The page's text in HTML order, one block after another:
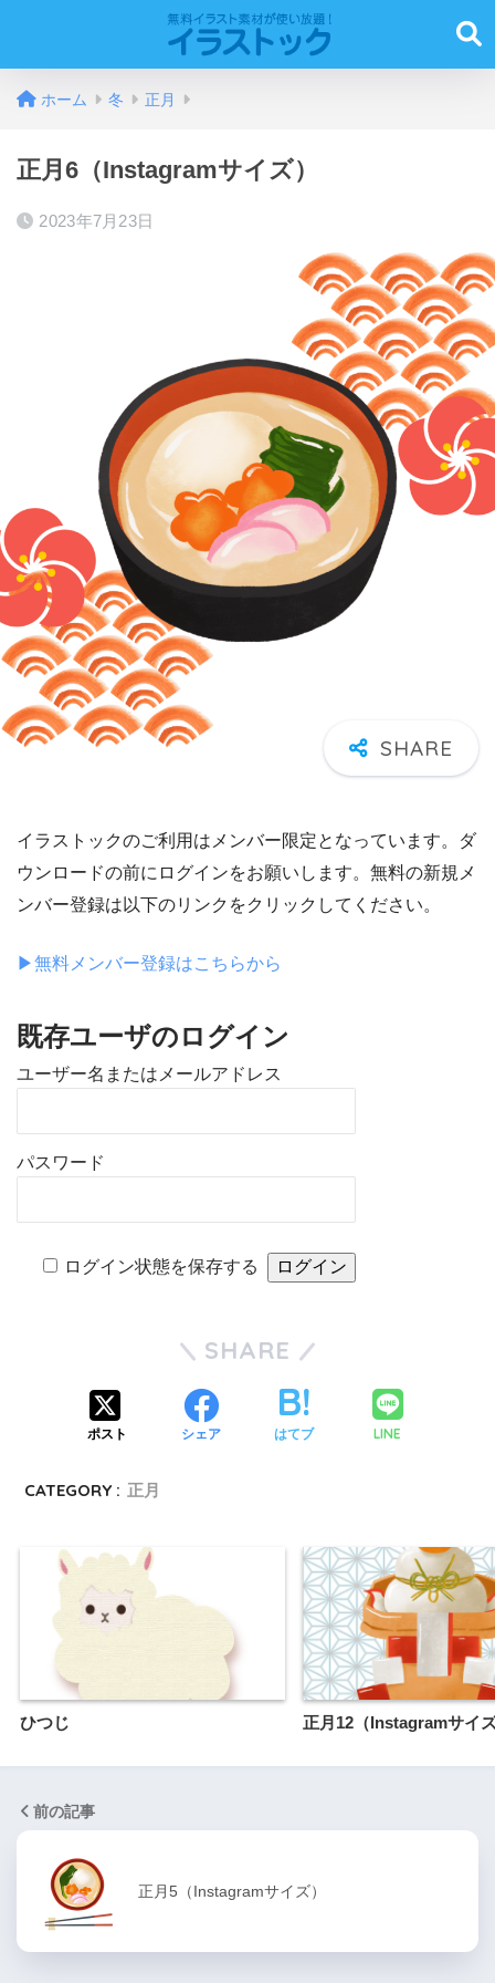
ホーム 冬 正月
正月6（Instagramサイズ）
2023年7月23日
イラストックのご利用はメンバー限定となっています。ダ
ウンロードの前にログインをお願いします。無料の新規メ
ンバー登録は以下のリンクをクリックしてください。
▶︎無料メンバー登録はこちらから
既存ユーザのログイン
ユーザー名またはメールアドレス
パスワード
ログイン状態を保存する
SHARE
ポスト シェア はてブ LINE
CATEGORY : 正月
ひつじ 正月12（Instagramサイ
前の記事
正月5（Instagramサイズ）